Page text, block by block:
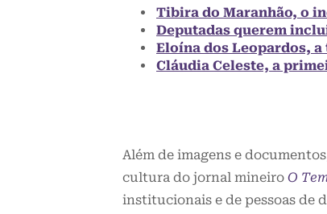
Tibira do Maranhão, o
Deputadas querem
Eloína dos Leopardos,
Cláudia Celeste, a
Além de imagens e
cultura do jornal mineiro O
institucionais e de pessoas de